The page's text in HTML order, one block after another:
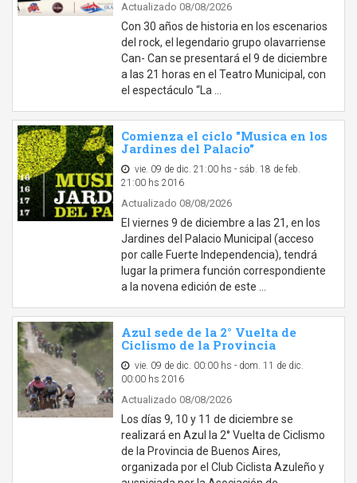
Actualizado 08/08/2026
Con 30 años de historia en los escenarios
del rock, el legendario grupo olavarriense
Can- Can se presentará el 9 de diciembre
a las 21 horas en el Teatro Municipal, con
el espectáculo “La …
Comienza el ciclo "Musica en los
Jardines del Palacio"
vie. 09 de dic. 21:00 hs - sáb. 18 de feb.
21:00 hs 2016
Actualizado 08/08/2026
El viernes 9 de diciembre a las 21, en los
Jardines del Palacio Municipal (acceso
por calle Fuerte Independencia), tendrá
lugar la primera función correspondiente
a la novena edición de este …
Azul sede de la 2° Vuelta de
Ciclismo de la Provincia
vie. 09 de dic. 00:00 hs - dom. 11 de dic.
00:00 hs 2016
Actualizado 08/08/2026
Los días 9, 10 y 11 de diciembre se
realizará en Azul la 2° Vuelta de Ciclismo
de la Provincia de Buenos Aires,
organizada por el Club Ciclista Azuleño y